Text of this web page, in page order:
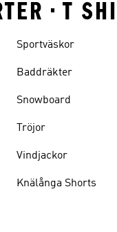
• T
Sportväskor
Baddräkter
Snowboard
Tröjor
Vindjackor
Knälånga Shorts